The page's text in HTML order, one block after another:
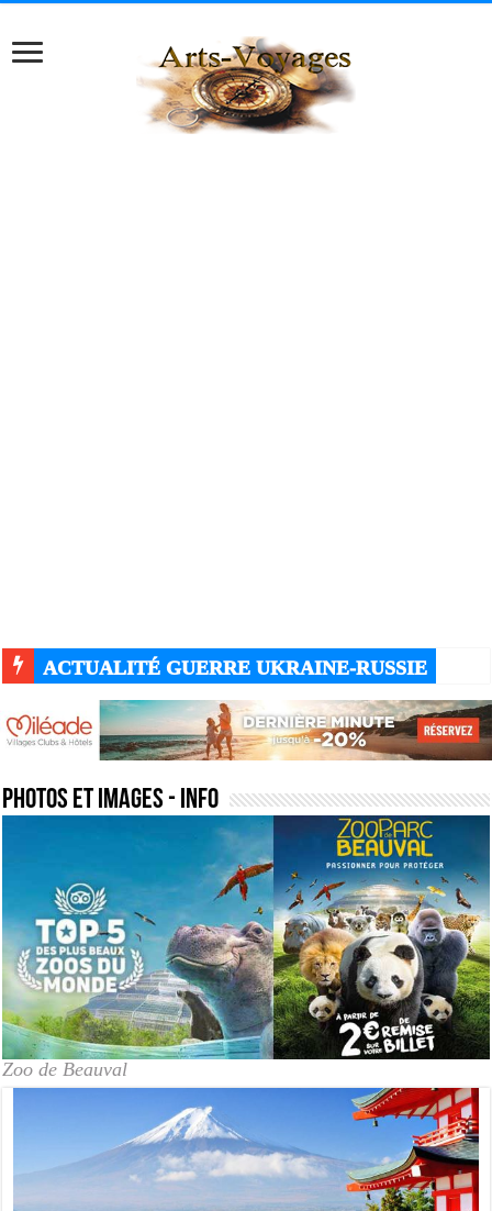
ACTUALITÉ GUERRE UKRAINE-RUSSIE
photos et images - Info
Zoo de Beauval